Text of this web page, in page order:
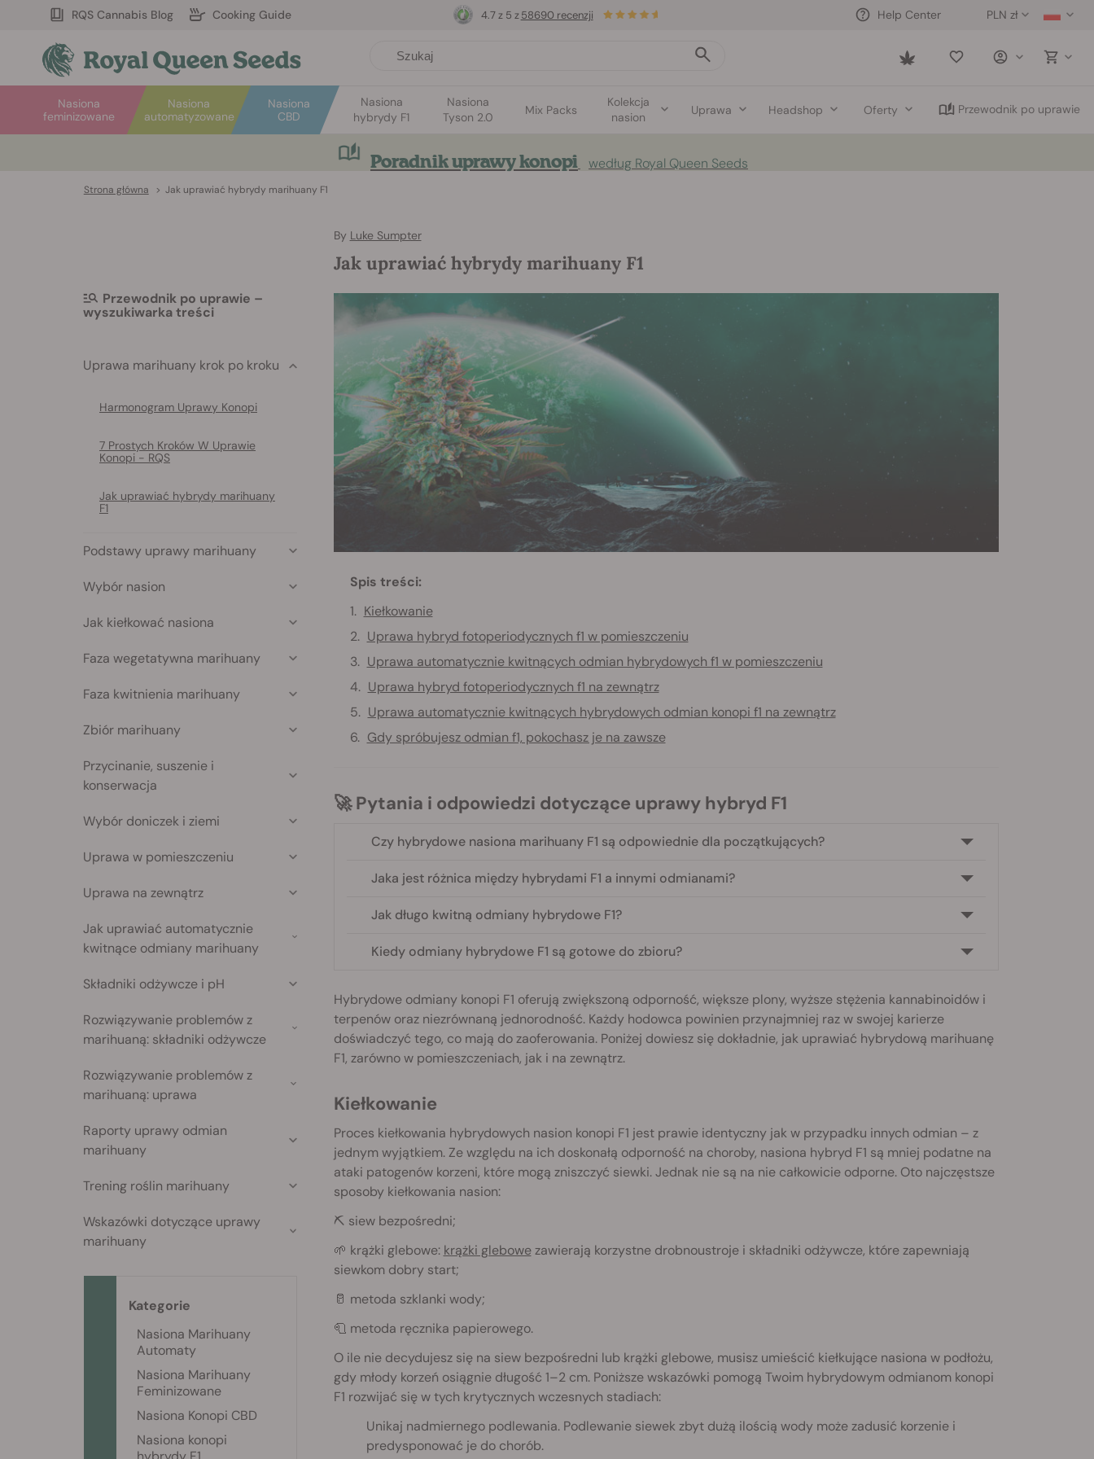
RQS Cannabis Blog Cooking Guide PLN zł
Help Center
Saved
Nasiona
automatyzowane
Nasiona
feminizowane
Nasiona
CBD
Nasiona
hybrydy F1
Nasiona
Tyson 2.0
Mix Packs
Kolekcja
nasion
Uprawa Headshop Oferty Przewodnik po uprawie
4.7 z 5 z 58690 recenzji
Poradnik uprawy konopi według Royal Queen Seeds
Strona główna > Jak uprawiać hybrydy marihuany F1
By Luke Sumpter
Jak uprawiać hybrydy marihuany F1
Spis treści:
Kiełkowanie
Uprawa hybryd fotoperiodycznych f1 w pomieszczeniu
Uprawa automatycznie kwitnących odmian hybrydowych f1 w pomieszczeniu
Uprawa hybryd fotoperiodycznych f1 na zewnątrz
Uprawa automatycznie kwitnących hybrydowych odmian konopi f1 na zewnątrz
Gdy spróbujesz odmian f1, pokochasz je na zawsze
🚀 Pytania i odpowiedzi dotyczące uprawy hybryd F1
Czy hybrydowe nasiona marihuany F1 są odpowiednie dla początkujących?
Jaka jest różnica między hybrydami F1 a innymi odmianami?
Jak długo kwitną odmiany hybrydowe F1?
Kiedy odmiany hybrydowe F1 są gotowe do zbioru?
Hybrydowe odmiany konopi F1 oferują zwiększoną odporność, większe plony, wyższe stężenia kannabinoidów i
terpenów oraz niezrównaną jednorodność. Każdy hodowca powinien przynajmniej raz w swojej karierze
doświadczyć tego, co mają do zaoferowania. Poniżej dowiesz się dokładnie, jak uprawiać hybrydową marihuanę
F1, zarówno w pomieszczeniach, jak i na zewnątrz.
Kiełkowanie
Proces kiełkowania hybrydowych nasion konopi F1 jest prawie identyczny jak w przypadku innych odmian – z
jednym wyjątkiem. Ze względu na ich doskonałą odporność na choroby, nasiona hybryd F1 są mniej podatne na
ataki patogenów korzeni, które mogą zniszczyć siewki. Jednak nie są na nie całkowicie odporne. Oto najczęstsze
sposoby kiełkowania nasion:
⛏️ siew bezpośredni;
🌱 krążki glebowe: krążki glebowezawierają korzystne drobnoustroje i składniki odżywcze, które zapewniają
siewkom dobry start;
🥛 metoda szklanki wody;
🧻 metoda ręcznika papierowego.
O ile nie decydujesz się na siew bezpośredni lub krążki glebowe, musisz umieścić kiełkujące nasiona w podłożu,
gdy młody korzeń osiągnie długość 1–2 cm. Poniższe wskazówki pomogą Twoim hybrydowym odmianom konopi
F1 rozwijać się w tych krytycznych wczesnych stadiach:
Unikaj nadmiernego podlewania. Podlewanie siewek zbyt dużą ilością wody może zadusić korzenie i
predysponować je do chorób.
Przewodnik po uprawie –
wyszukiwarka treści
Uprawa marihuany krok po kroku
Harmonogram Uprawy Konopi
7 Prostych Kroków W Uprawie
Konopi - RQS
Jak uprawiać hybrydy marihuany
F1
Podstawy uprawy marihuany
Wybór nasion
Jak kiełkować nasiona
Faza wegetatywna marihuany
Faza kwitnienia marihuany
Zbiór marihuany
Przycinanie, suszenie i
konserwacja
Wybór doniczek i ziemi
Uprawa w pomieszczeniu
Uprawa na zewnątrz
Jak uprawiać automatycznie
kwitnące odmiany marihuany
Składniki odżywcze i pH
Rozwiązywanie problemów z
marihuaną: składniki odżywcze
Rozwiązywanie problemów z
marihuaną: uprawa
Raporty uprawy odmian
marihuany
Trening roślin marihuany
Wskazówki dotyczące uprawy
marihuany
Kategorie
Nasiona Marihuany
Automaty
Nasiona Marihuany
Feminizowane
Nasiona Konopi CBD
Nasiona konopi